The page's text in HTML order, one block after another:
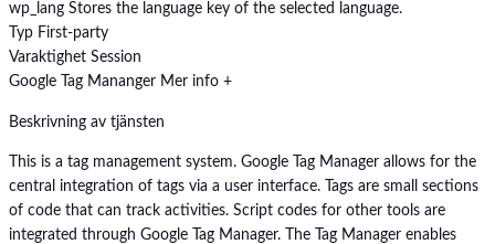
wp_lang Stores the language key of the selected language.
Typ First-party
Varaktighet Session
Google Tag Mananger Mer info +
Beskrivning av tjänsten
This is a tag management system. Google Tag Manager allows for the
central integration of tags via a user interface. Tags are small sections
of code that can track activities. Script codes for other tools are
integrated through Google Tag Manager. The Tag Manager enables